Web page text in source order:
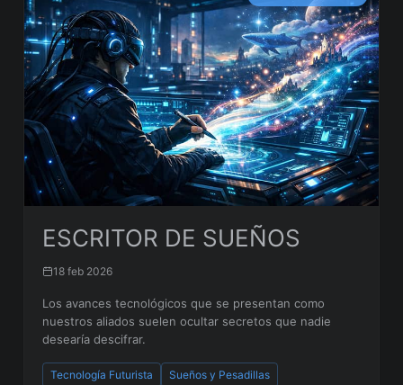
ESCRITOR DE SUEÑOS
18 feb 2026
Los avances tecnológicos que se presentan como
nuestros aliados suelen ocultar secretos que nadie
desearía descifrar.
Tecnología Futurista Sueños y Pesadillas